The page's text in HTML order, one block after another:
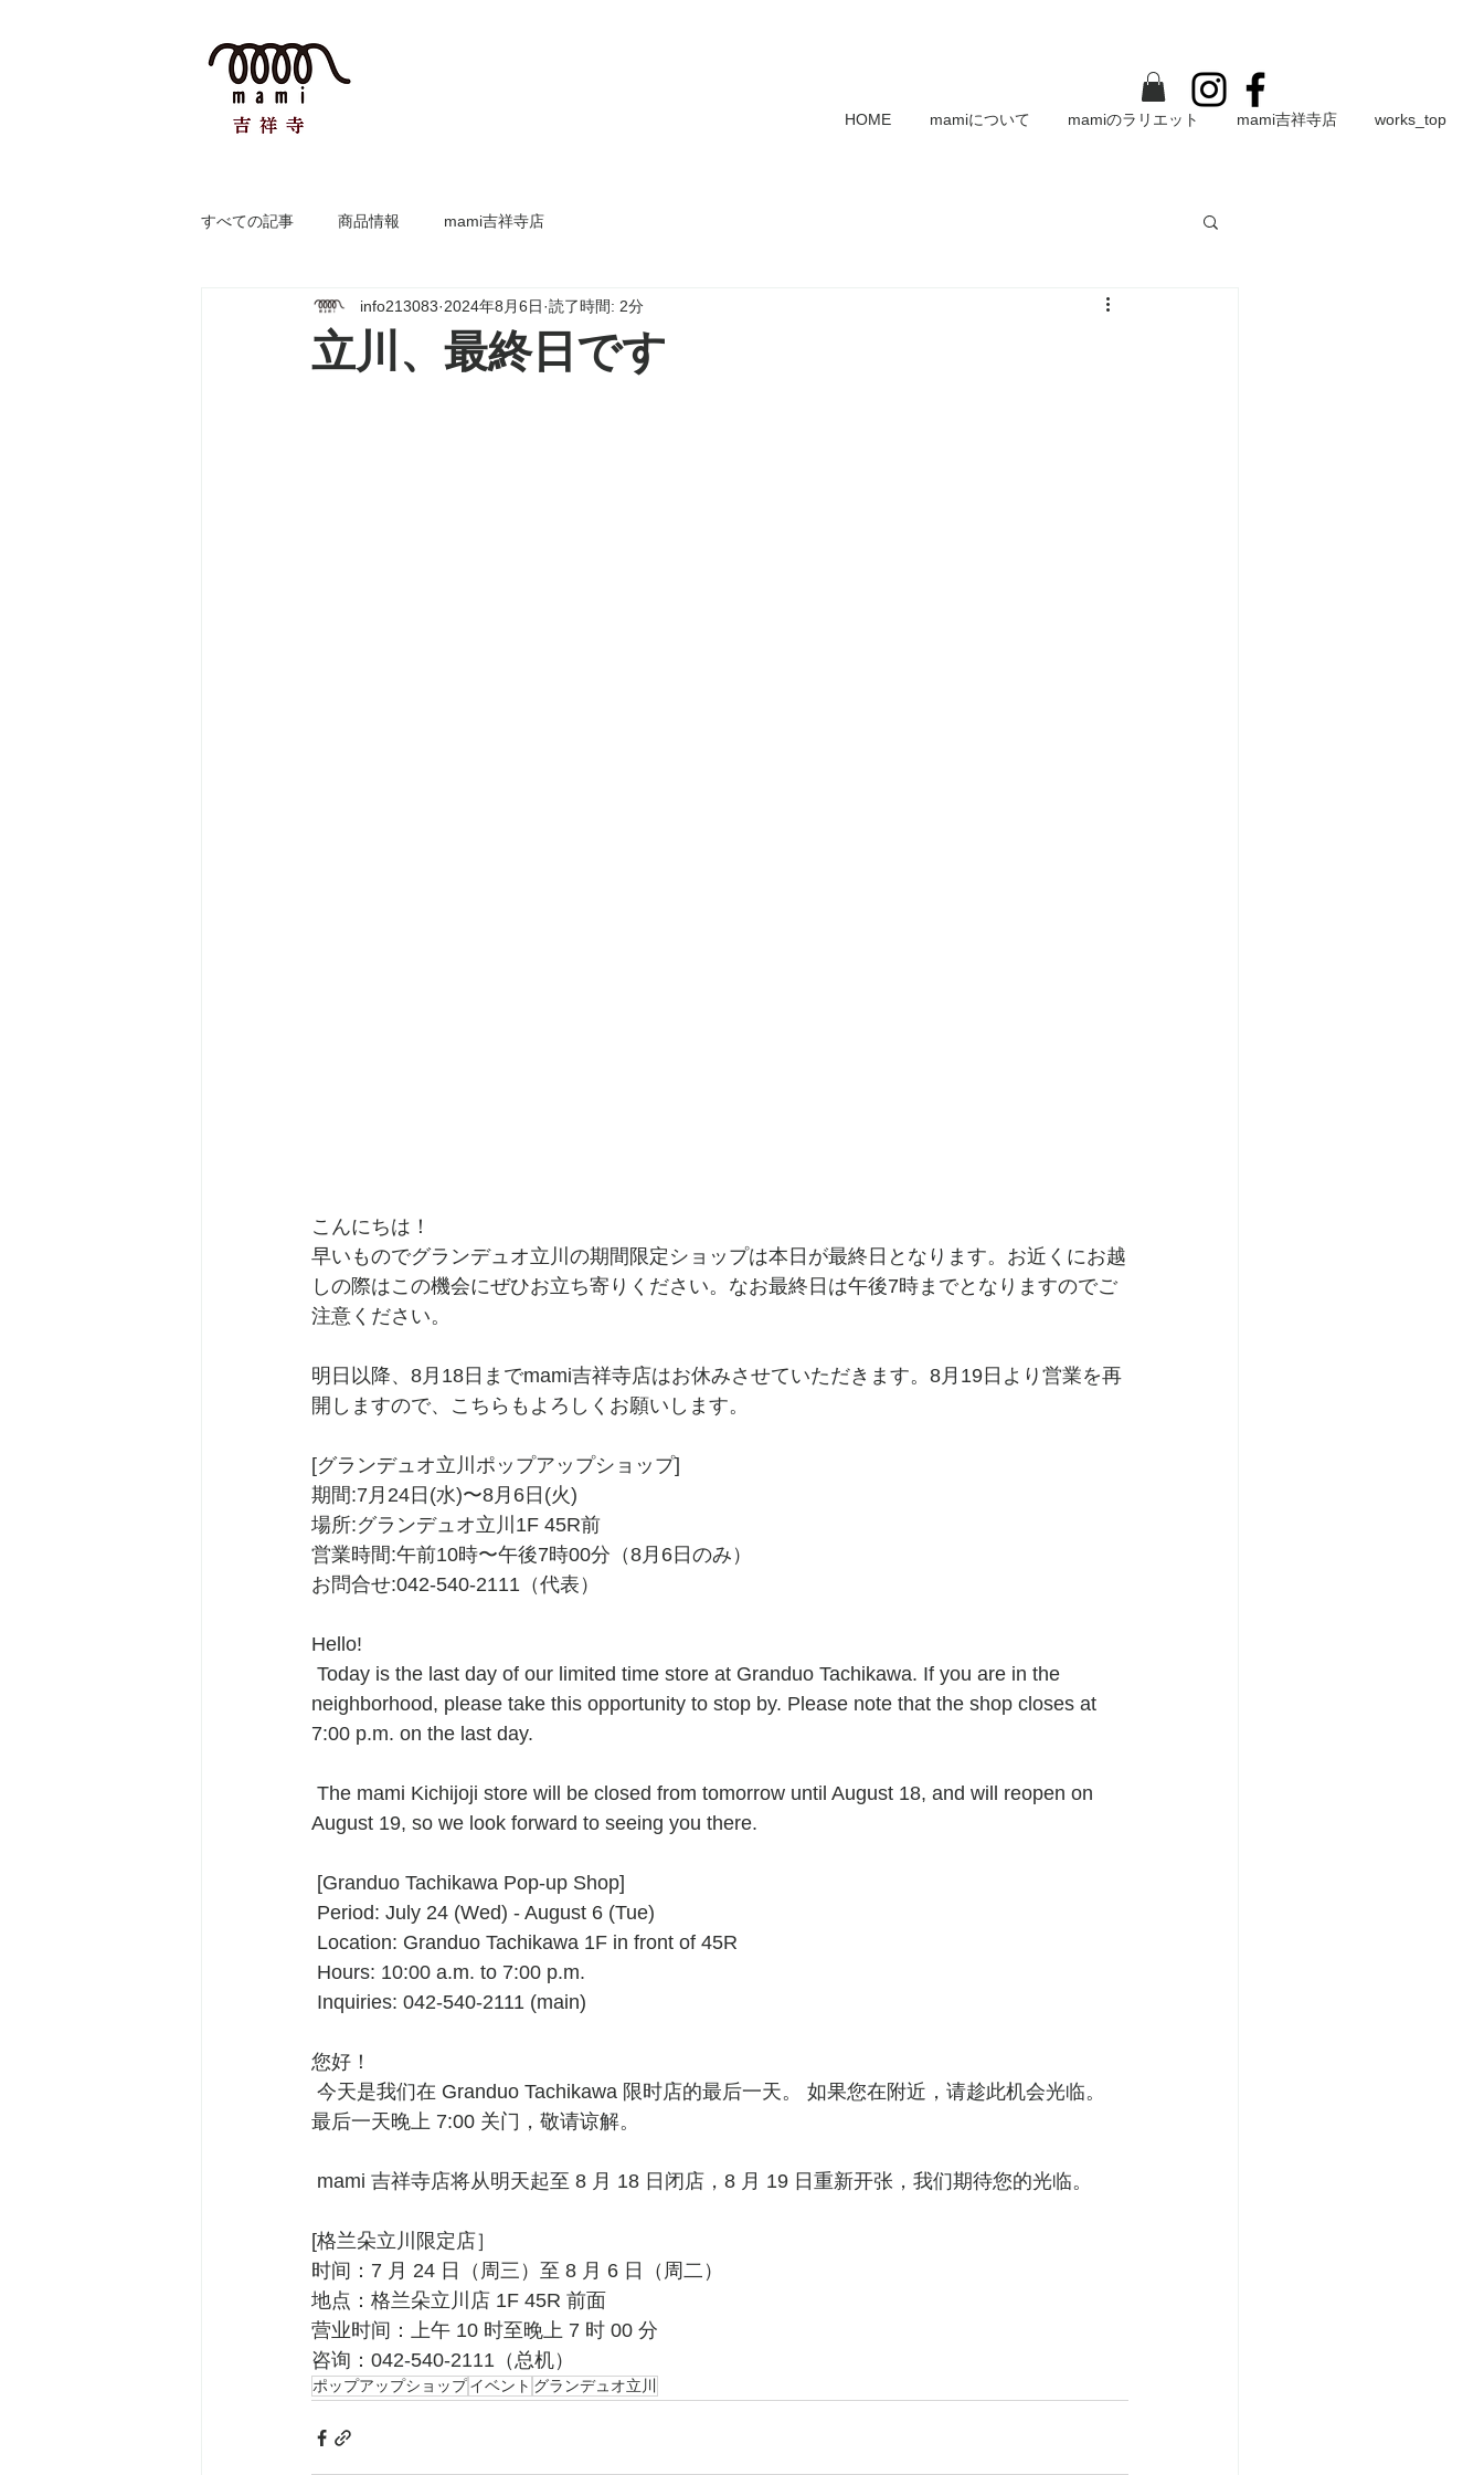
HOME mamiについて mamiのラリエット mami吉祥寺店 works_top
すべての記事 商品情報 mami吉祥寺店
立川、最終日です
info213083 2024年8月6日 読了時間: 2分
こんにちは！
早いものでグランデュオ立川の期間限定ショップは本日が最終日となります。お近くにお越
しの際はこの機会にぜひお立ち寄りください。なお最終日は午後7時までとなりますのでご
注意ください。
明日以降、8月18日までmami吉祥寺店はお休みさせていただきます。8月19日より営業を再
開しますので、こちらもよろしくお願いします。
[グランデュオ立川ポップアップショップ]
期間:7月24日(水)〜8月6日(火)
場所:グランデュオ立川1F 45R前
営業時間:午前10時〜午後7時00分（8月6日のみ）
お問合せ:042-540-2111（代表）
Hello!
neighborhood, please take this opportunity to stop by. Please note that the shop closes at
7:00 p.m. on the last day.
August 19, so we look forward to seeing you there.
[Granduo Tachikawa Pop-up Shop]
Period: July 24 (Wed) - August 6 (Tue)
Location: Granduo Tachikawa 1F in front of 45R
Hours: 10:00 a.m. to 7:00 p.m.
Inquiries: 042-540-2111 (main)
您好！
最后一天晚上 7:00 关门，敬请谅解。
mami 吉祥寺店将从明天起至 8 月 18 日闭店，8 月 19 日重新开张，我们期待您的光临。
[格兰朵立川限定店］
时间：7 月 24 日（周三）至 8 月 6 日（周二）
地点：格兰朵立川店 1F 45R 前面
营业时间：上午 10 时至晚上 7 时 00 分
咨询：042-540-2111（总机）
ポップアップショップイベント グランデュオ立川